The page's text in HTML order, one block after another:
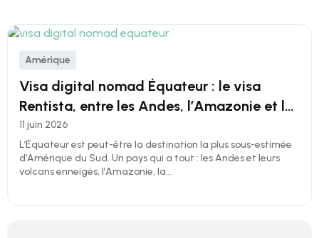
Amérique
Visa digital nomad Équateur : le visa
Rentista, entre les Andes, l’Amazonie et les
Galapagos
11 juin 2026
L’Équateur est peut-être la destination la plus sous-estimée
d’Amérique du Sud. Un pays qui a tout : les Andes et leurs
volcans enneigés, l’Amazonie, la...